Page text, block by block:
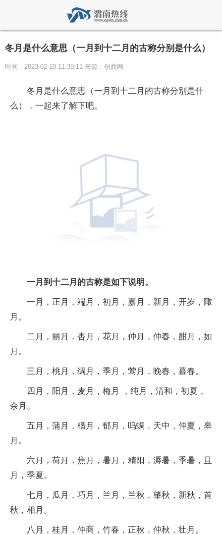
冬月是什么意思（一月到十二月的古称分别是什么）
时间：2023-02-10 11:39:11 来源：创商网
冬月是什么意思（一月到十二月的古称分别是什
么），一起来了解下吧。
一月到十二月的古称是如下说明。
一月，正月，端月，初月，嘉月，新月，开岁，陬
月。
二月，丽月，杏月，花月，仲月，仲春，酣月，如
月。
三月，桃月，绸月，季月，莺月，晚春，暮春。
四月，阳月，麦月，梅月 ，纯月，清和，初夏，
余月。
五月，蒲月，榴月，郁月，呜蜩，天中，仲夏，皋
月。
六月，荷月，焦月，暑月，精阳，溽暑，季暑，且
月，季夏。
七月，瓜月，巧月，兰月，兰秋，肇秋，新秋，首
秋，相月。
八月，桂月，仲商，竹春，正秋，仲秋，壮月。